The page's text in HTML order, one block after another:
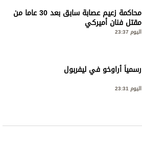
محاكمة زعيم عصابة سابق بعد 30 عاما من
مقتل فنان أميركي
اليوم 23:37
رسمياً أراوخو في ليفربول
اليوم 23:31